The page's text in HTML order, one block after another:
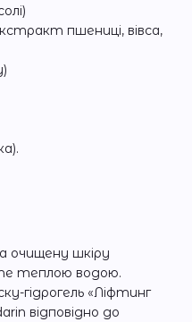
пшениці, вівса,
очищену шкіру
теплою водою.
гідрогель «Ліфтинг
відповідно до